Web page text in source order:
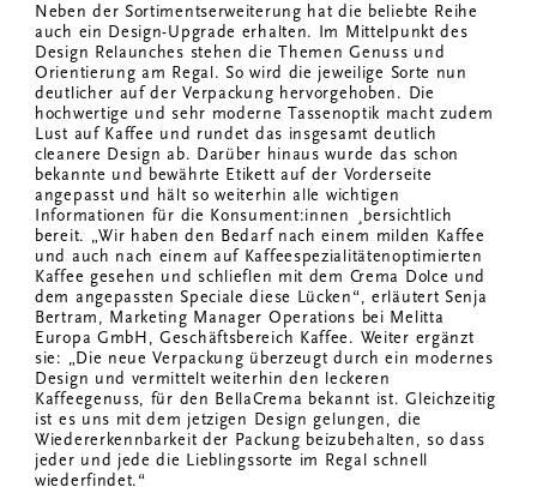
Neben der Sortimentserweiterung hat die beliebte Reihe
auch ein Design-Upgrade erhalten. Im Mittelpunkt des
Design Relaunches stehen die Themen Genuss und
Orientierung am Regal. So wird die jeweilige Sorte nun
deutlicher auf der Verpackung hervorgehoben. Die
hochwertige und sehr moderne Tassenoptik macht zudem
Lust auf Kaffee und rundet das insgesamt deutlich
cleanere Design ab. Darüber hinaus wurde das schon
bekannte und bewährte Etikett auf der Vorderseite
angepasst und hält so weiterhin alle wichtigen
Informationen für die Konsument:innen ¸bersichtlich
bereit. „Wir haben den Bedarf nach einem milden Kaffee
und auch nach einem auf Kaffeespezialitätenoptimierten
Kaffee gesehen und schlieflen mit dem Crema Dolce und
dem angepassten Speciale diese Lücken“, erläutert Senja
Bertram, Marketing Manager Operations bei Melitta
Europa GmbH, Geschäftsbereich Kaffee. Weiter ergänzt
sie: „Die neue Verpackung überzeugt durch ein modernes
Design und vermittelt weiterhin den leckeren
Kaffeegenuss, für den BellaCrema bekannt ist. Gleichzeitig
ist es uns mit dem jetzigen Design gelungen, die
Wiedererkennbarkeit der Packung beizubehalten, so dass
jeder und jede die Lieblingssorte im Regal schnell
wiederfindet.“